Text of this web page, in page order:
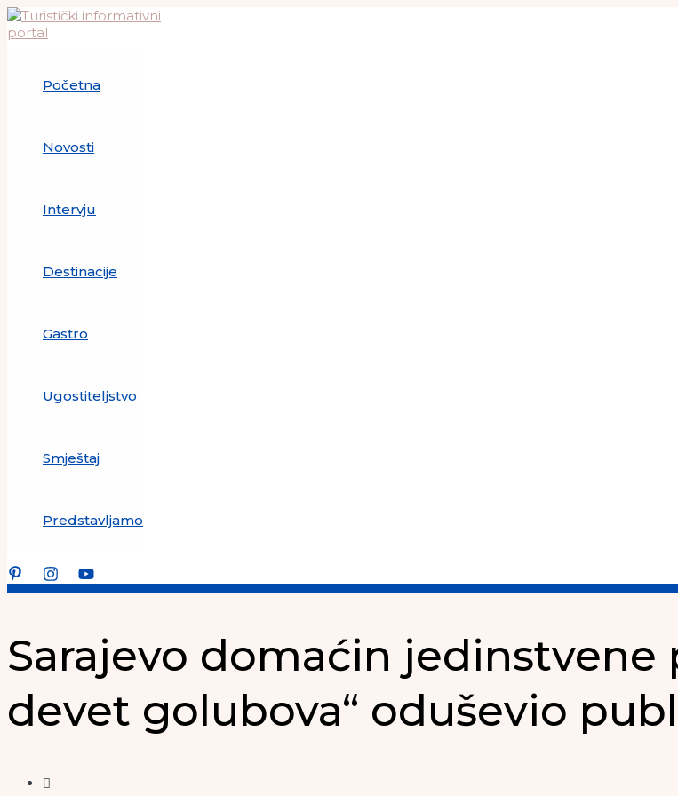
Skip
to
content
Početna
Novosti
Intervju
Destinacije
Gastro
Ugostiteljstvo
Smještaj
Predstavljamo
Sarajevo domaćin jedinstvene
devet golubova“ oduševio